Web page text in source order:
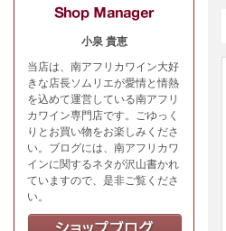
小泉 貴恵
当店は、南アフリカワイン大好
きな店長ソムリエが愛情と情熱
を込めて運営している南アフリ
カワイン専門店です。ごゆっく
りとお買い物をお楽しみくださ
い。ブログには、南アフリカワ
インに関するネタが沢山書かれ
ていますので、是非ご覧くださ
い。